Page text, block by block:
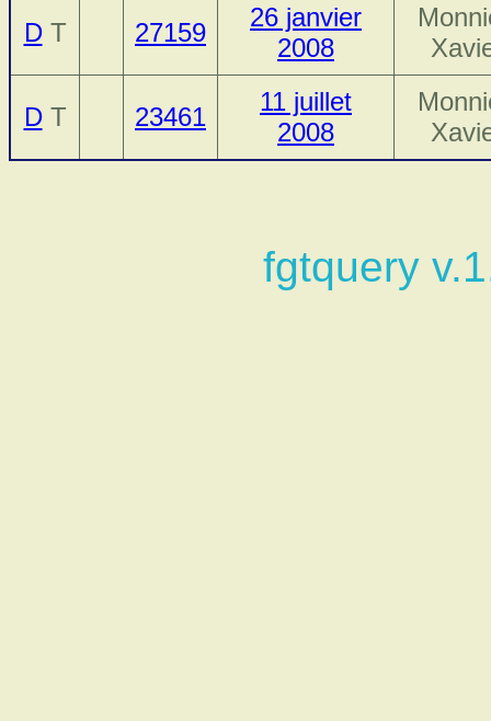
DT 27159
26 janvier
2008
DT 23461
11 juillet
2008
fgtquery